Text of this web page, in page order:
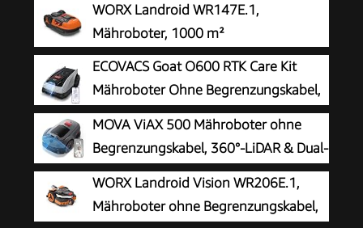
WORX Landroid WR147E.1,
Mähroboter, 1000 m²
ECOVACS Goat O600 RTK Care Kit
Mähroboter Ohne Begrenzungskabel,
600 m², RTK+Vision-Navigation,
Rasenmähroboter, KI-Hindernisvermeidung, App
Steuerung, Passiert 0,7 M Schmale Stellen
MOVA ViAX 500 Mähroboter ohne
Begrenzungskabel, 360°-LiDAR & Dual-
KI-Vision
WORX Landroid Vision WR206E.1,
Mähroboter ohne Begrenzungskabel,